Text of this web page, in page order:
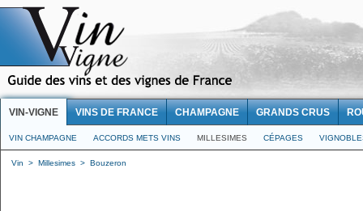
VIN-VIGNE VINS DE FRANCE CHAMPAGNE GRANDS CRUS
VIN CHAMPAGNE ACCORDS METS VINS MILLESIMES CÉPAGES
Vin > Millesimes > Bouzeron